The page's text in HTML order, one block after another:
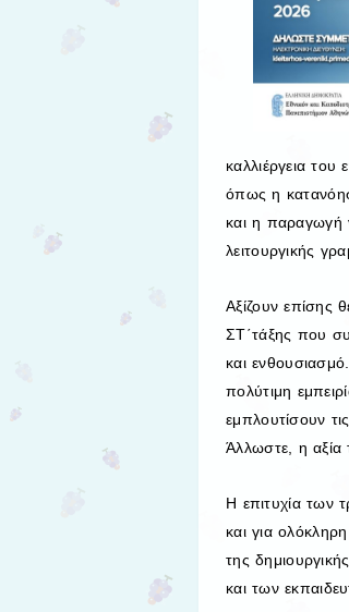
καλλιέργεια του
όπως η
και η παραγωγή
λειτουργικής
Αξίζουν επίσης
ΣΤ΄τάξης που
και
πολύτιμη
εμπλουτίσουν
Άλλωστε, η αξία
Η επιτυχία των
και για
της
και των